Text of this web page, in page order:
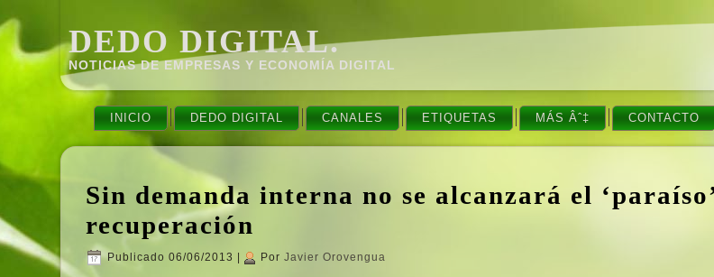
DEDO DIGITAL.
NOTICIAS DE EMPRESAS Y ECONOMÍ­A DIGITAL
INICIO DEDO DIGITAL CANALES ETIQUETAS MÁS Âˆ‡ CONTACTO
Sin demanda interna no se alcanzará el
recuperación
Publicado 06/06/2013 Por Javier Orovengua